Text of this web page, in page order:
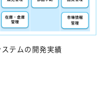
テムの開発実績